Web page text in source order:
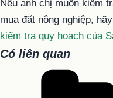
Nếu anh chị muốn kiểm
mua đất nông nghiệp,
kiểm tra quy hoạch của
Có liên quan